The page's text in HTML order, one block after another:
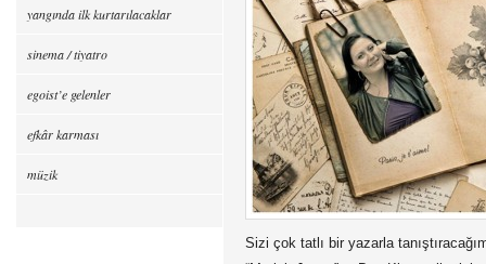
Sizi çok tatlı bir yazarla
yangında ilk kurtarılacaklar
sinema / tiyatro
egoist’e gelenler
efkâr karması
müzik